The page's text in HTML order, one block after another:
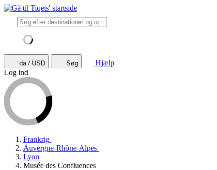
da / USD Søg
Hjælp
Log ind
Frankrig
Auvergne-Rhône-Alpes
Lyon
Musée des Confluences